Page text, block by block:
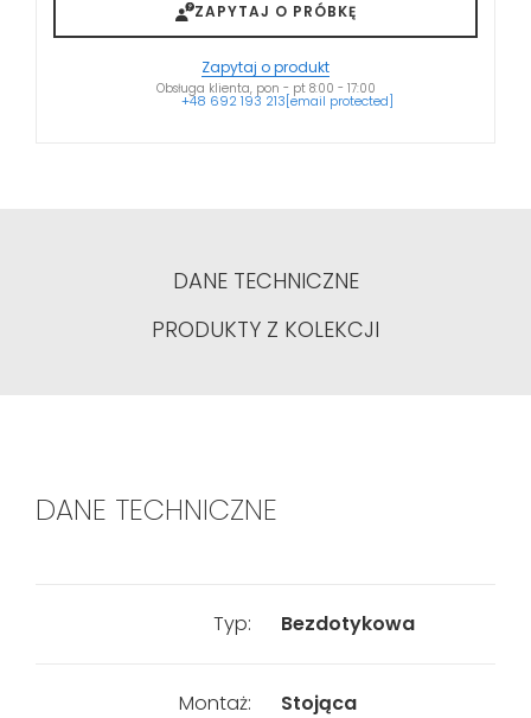
ZAPYTAJ O PRÓBKĘ
Zapytaj o produkt
Obsługa klienta, pon - pt 8:00 - 17:00
+48 692 193 213[email protected]
DANE TECHNICZNE
PRODUKTY Z KOLEKCJI
DANE TECHNICZNE
Typ: Bezdotykowa
Montaż: Stojąca